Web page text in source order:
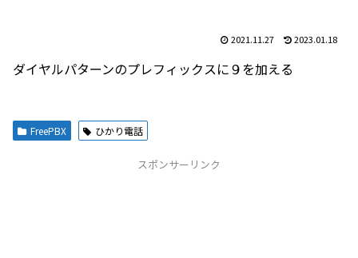
2021.11.27 2023.01.18
ダイヤルパターンのプレフィックスに９を加える
FreePBX ひかり電話
スポンサーリンク